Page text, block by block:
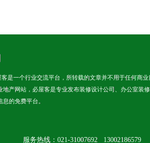
一个行业交流平台，所转载的文章并不用于任何商业
产网站，必屋客是专业发布装修设计公司、办公室装
的免费平台。
服务热线：021-31007692 13002186579